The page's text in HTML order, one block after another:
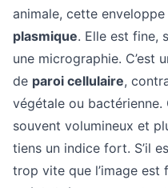
animale, cette
plasmique. Elle est fine,
une micrographie. C’est
de paroi cellulaire,
végétale ou bactérienne.
souvent volumineux et
tiens un indice fort. S’il
trop vite que l’image est